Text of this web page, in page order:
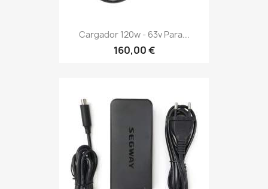
Cargador 120w - 63v Para...
160,00 €